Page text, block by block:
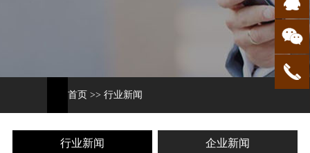
首页 >> 行业新闻
行业新闻 企业新闻